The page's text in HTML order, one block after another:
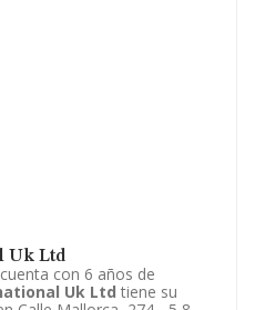
Uk Ltd
cuenta con 6 años de
Uk Ltd tiene su